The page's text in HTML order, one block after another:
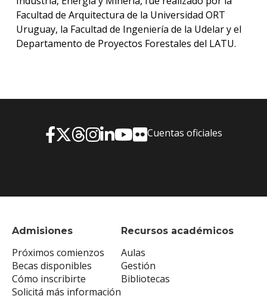
Facultad de Arquitectura de la Universidad ORT
Uruguay, la Facultad de Ingeniería de la Udelar y el
Departamento de Proyectos Forestales del LATU.
Admisiones
Próximos comienzos
Becas disponibles
Cómo inscribirte
Solicitá más información
Recursos académicos
Aulas
Gestión
Bibliotecas
Cuentas oficiales